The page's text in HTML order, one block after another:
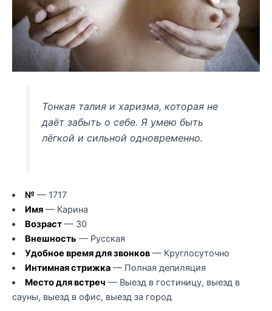
Тонкая талия и харизма, которая не
даёт забыть о себе. Я умею быть
лёгкой и сильной одновременно.
№— 1717
Имя— Карина
Возраст— 30
Внешность — Русская
Удобное время для звонков— Круглосуточно
Интимная стрижка— Полная депиляция
Место для встреч — Выезд в гостиницу, выезд в
сауны, выезд в офис, выезд за город